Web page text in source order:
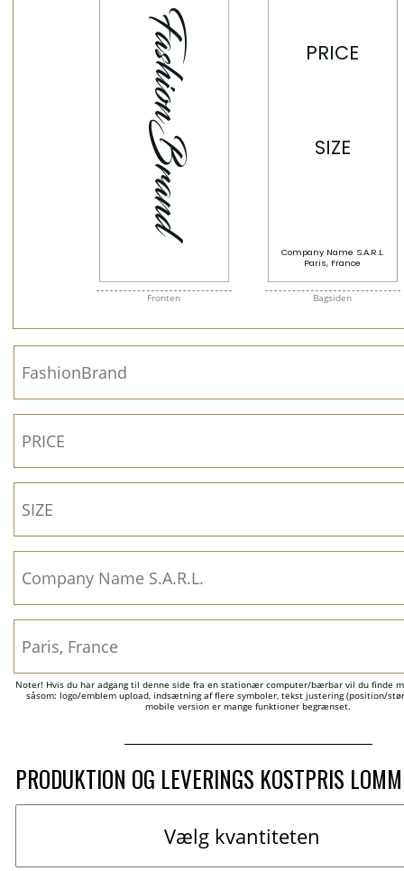
Fronten Bagsiden
Noter! Hvis du har adgang til denne side fra en stationær computer/bærbar vil du finde
såsom: logo/emblem upload, indsætning af flere symboler, tekst justering (position/
mobile version er mange funktioner begrænset.
PRODUKTION OG LEVERINGS KOSTPRIS